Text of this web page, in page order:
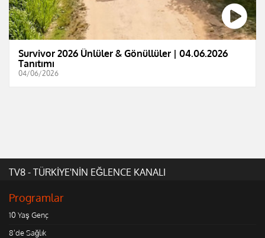
Survivor 2026 Ünlüler & Gönüllüler | 04.06.2026
Tanıtımı
04/06/2026
TV8 - TÜRKİYE'NİN EĞLENCE KANALI
Programlar
10 Yaş Genç
8'de Sağlık